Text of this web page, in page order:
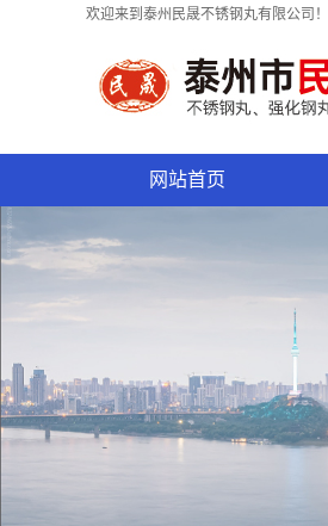
欢迎来到泰州民晟不锈钢丸有限公司！
网站首页